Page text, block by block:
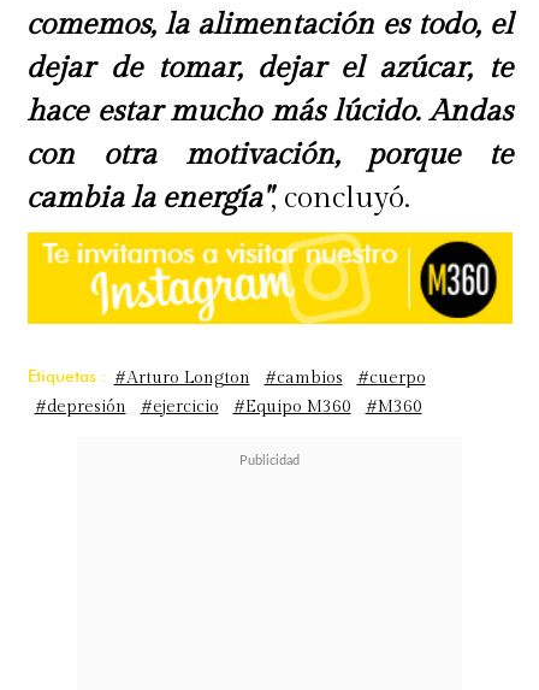
comemos, la alimentación es todo, el
dejar de tomar, dejar el azúcar, te
hace estar mucho más lúcido. Andas
con otra motivación, porque te
cambia la energía", concluyó.
Etiquetas : #Arturo Longton #cambios
#cuerpo
#depresión
#ejercicio #Equipo M360 #M360